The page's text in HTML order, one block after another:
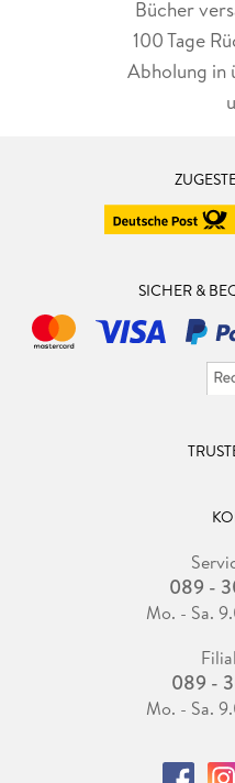
Bücher
100 Tage
Abholung in
SICHER &
089 -
Mo. - Sa.
089 -
Mo. - Sa.